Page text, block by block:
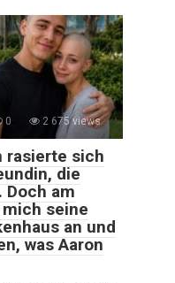
0 2 675 views
rasierte sich
die
Doch am
seine
an und
was Aaron